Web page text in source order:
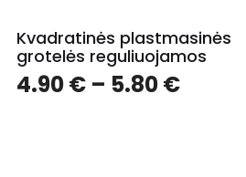
Kvadratinės plastmasinės
grotelės reguliuojamos
4.90€ – 5.80€